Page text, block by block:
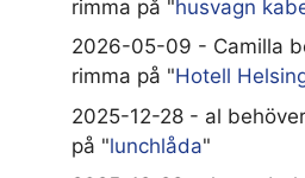
rimma på "husvagn
2026-05-09 - Camilla
rimma på "Hotell
2025-12-28 - al
på "lunchlåda"